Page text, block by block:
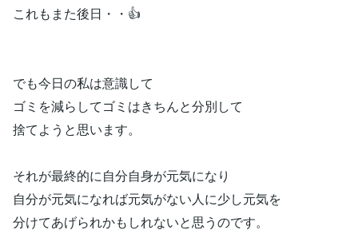
これもまた後日・・👍
でも今日の私は意識して
ゴミを減らしてゴミはきちんと分別して
捨てようと思います。
それが最終的に自分自身が元気になり
自分が元気になれば元気がない人に少し元気を
分けてあげられかもしれないと思うのです。